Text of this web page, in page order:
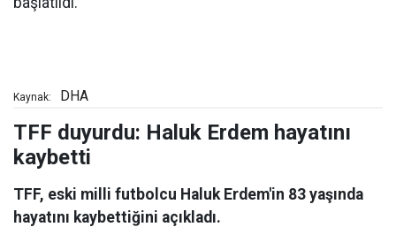
Kaynak: DHA
TFF duyurdu: Haluk Erdem hayatını
kaybetti
TFF, eski milli futbolcu Haluk Erdem'in 83 yaşında
hayatını kaybettiğini açıkladı.